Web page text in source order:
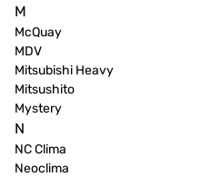
M
McQuay
MDV
Mitsubishi Heavy
Mitsushito
Mystery
N
NC Clima
Neoclima